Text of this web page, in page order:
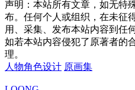
声明：本站所有文章，如无特
布。任何个人或组织，在未征
用、采集、发布本站内容到任
如若本站内容侵犯了原著者的
理。
人物角色设计 原画集